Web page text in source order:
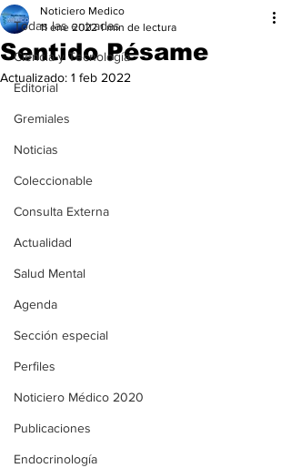
Todas las entradas
Ciencia y Tecnología
Editorial
Gremiales
Noticias
Coleccionable
Consulta Externa
Actualidad
Salud Mental
Agenda
Sección especial
Perfiles
Noticiero Médico 2020
Publicaciones
Endocrinología
Sentido Pésame
Noticiero Medico
11 ene 2022 1 min de lectura
Actualizado: 1 feb 2022